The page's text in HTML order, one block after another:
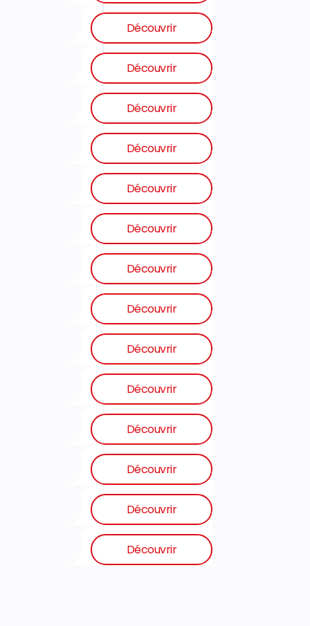
Découvrir
Découvrir
Découvrir
Découvrir
Découvrir
Découvrir
Découvrir
Découvrir
Découvrir
Découvrir
Découvrir
Découvrir
Découvrir
Découvrir